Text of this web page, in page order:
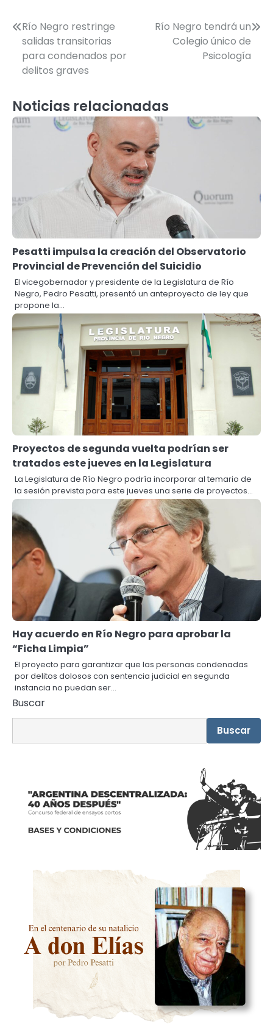
Navegación
de
entradas
Río Negro restringe
salidas transitorias
para condenados por
delitos graves
Río Negro tendrá un
Colegio único de
Psicología
Noticias relacionadas
Pesatti impulsa la creación del Observatorio
Provincial de Prevención del Suicidio
El vicegobernador y presidente de la Legislatura de Río
Negro, Pedro Pesatti, presentó un anteproyecto de ley que
propone la…
Proyectos de segunda vuelta podrían ser
tratados este jueves en la Legislatura
La Legislatura de Río Negro podría incorporar al temario de
la sesión prevista para este jueves una serie de proyectos…
Hay acuerdo en Río Negro para aprobar la
“Ficha Limpia”
El proyecto para garantizar que las personas condenadas
por delitos dolosos con sentencia judicial en segunda
instancia no puedan ser…
Buscar
Buscar